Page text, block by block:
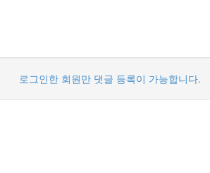
로그인한 회원만 댓글 등록이 가능합니다.